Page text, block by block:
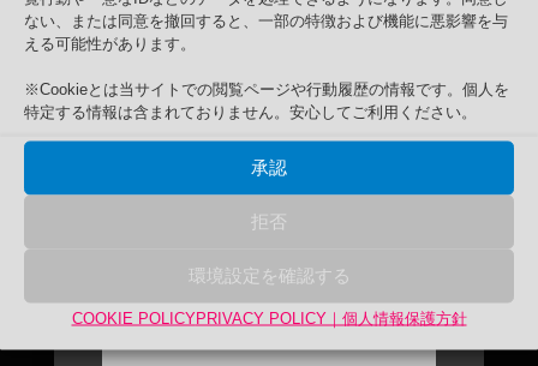
ない、または同意を撤回すると、一部の特徴および機能に悪影響を与
える可能性があります。
※Cookieとは当サイトでの閲覧ページや行動履歴の情報です。個人を
特定する情報は含まれておりません。安心してご利用ください。
承認
拒否
環境設定を確認する
COOKIE POLICYPRIVACY POLICY｜個人情報保護方針
予定通勤方法*
応募経路*